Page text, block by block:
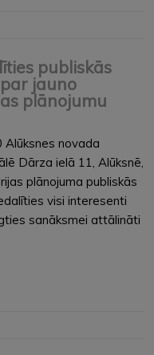
publiskās
jauno
plānojumu
Alūksnes novada
Dārza ielā 11, Alūksnē,
plānojuma publiskās
visi interesenti
sanāksmei attālināti